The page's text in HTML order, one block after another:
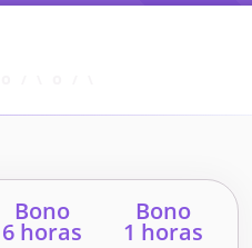
Bono
6 horas
Bono
1 horas